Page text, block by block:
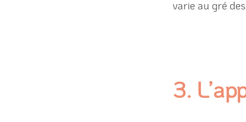
varie au gré
3.